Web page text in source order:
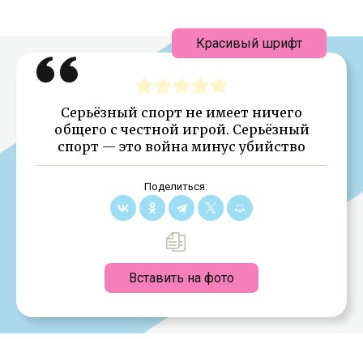
Серьёзный спорт не имеет ничего
общего с честной игрой. Серьёзный
спорт — это война минус убийство
Поделиться:
Вставить на фото
Красивый шрифт